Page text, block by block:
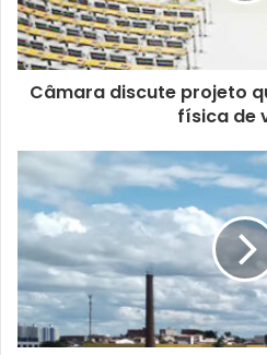
e
r
e
e
m
i
Câmara discute projeto
física de